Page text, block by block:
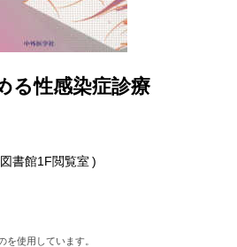
る性感染症診療
図書館1F閲覧室
を使用しています。